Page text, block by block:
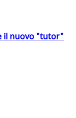
il nuovo "tutor"